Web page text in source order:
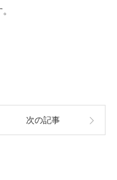
次の記事